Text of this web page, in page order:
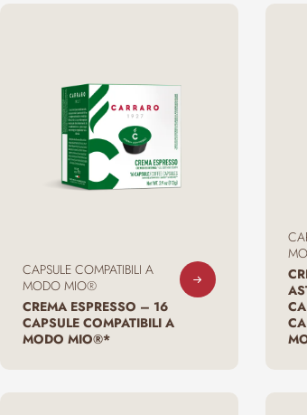
CAPSULE COMPATIBILI A
MODO MIO®
CREMA ESPRESSO – 16
CAPSULE COMPATIBILI A
MODO MIO®*